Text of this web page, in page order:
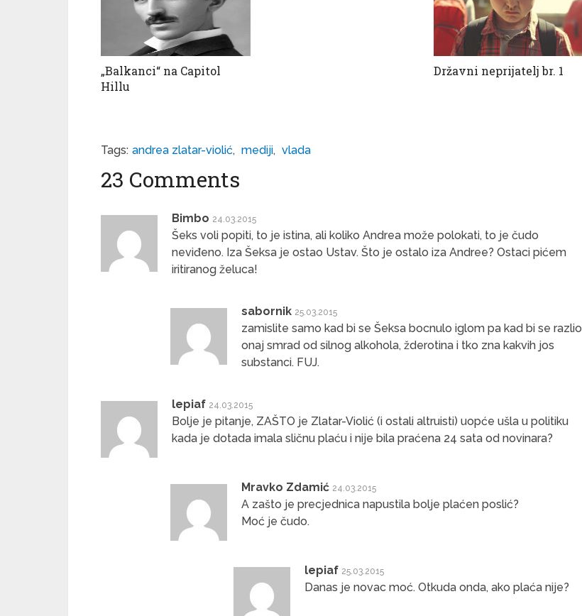
„Balkanci“ na Capitol
Hillu
Državni neprijatelj br. 1
Tags: andrea zlatar-violić, mediji, vlada
23 Comments
Bimbo 24.03.2015
Šeks voli popiti, to je istina, ali koliko Andrea može polokati, to je čudo
neviđeno. Iza Šeksa je ostao Ustav. Što je ostalo iza Andree? Ostaci pićem
iritiranog želuca!
sabornik 25.03.2015
zamislite samo kad bi se Šeksa bocnulo iglom pa kad bi se razlio
onaj smrad od silnog alkohola, žderotina i tko zna kakvih jos
substanci. FUJ.
lepiaf 24.03.2015
Bolje je pitanje, ZAŠTO je Zlatar-Violić (i ostali altruisti) uopće ušla u politiku
kada je dotada imala sličnu plaću i nije bila praćena 24 sata od novinara?
Mravko Zdamić 24.03.2015
A zašto je precjednica napustila bolje plaćen poslić?
Moć je čudo.
lepiaf 25.03.2015
Danas je novac moć. Otkuda onda, ako plaća nije?